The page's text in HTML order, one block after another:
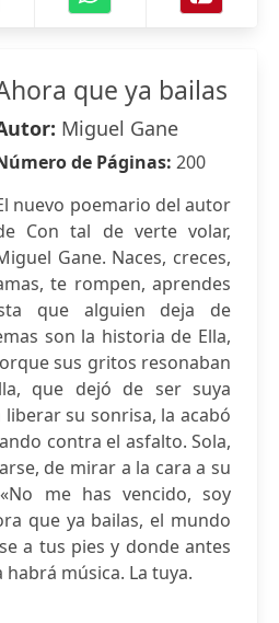
que ya bailas
Miguel Gane
de Páginas: 200
nuevo poemario del autor
Con tal de verte volar,
Gane. Naces, creces,
te rompen, aprendes
que alguien deja de
son la historia de Ella,
sus gritos resonaban
que dejó de ser suya
su sonrisa, la acabó
contra el asfalto. Sola,
de mirar a la cara a su
me has vencido, soy
que ya bailas, el mundo
a tus pies y donde antes
música. La tuya.